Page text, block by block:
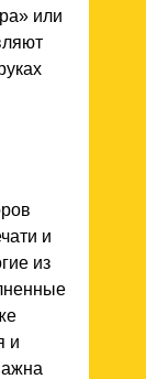
или
и
из
и